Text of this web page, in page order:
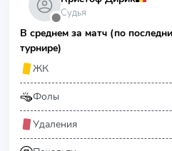
⬤Судья
В среднем за матч (по
турнире)
ЖК
Фолы
Удаления